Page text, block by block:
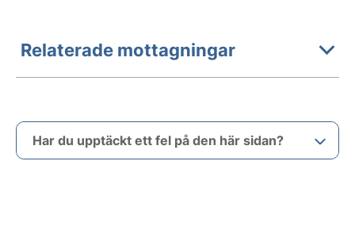
Relaterade mottagningar
Har du upptäckt ett fel på den här sidan?